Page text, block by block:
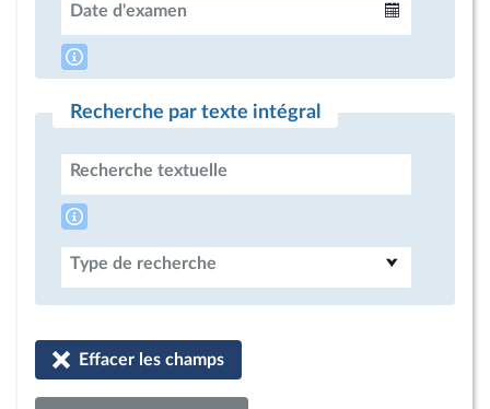
Date d'examen
Recherche par texte intégral
Recherche textuelle
Type de recherche
Effacer les champs